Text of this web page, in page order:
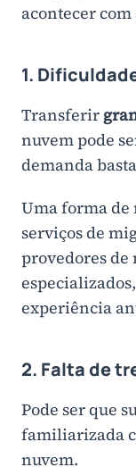
acontecer
1.
Transferir
nuvem pode
demanda
Uma forma de
serviços de
provedores de
experiência
2. Falta de
Pode ser que
familiarizada
nuvem.